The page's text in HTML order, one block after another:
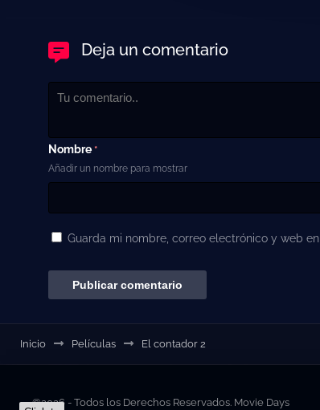
Deja un comentario
Nombre *
Añadir un nombre para mostrar
Guarda mi nombre, correo electrónico y web
Inicio Películas El contador 2
©2026 - Todos los Derechos Reservados. Movie Days